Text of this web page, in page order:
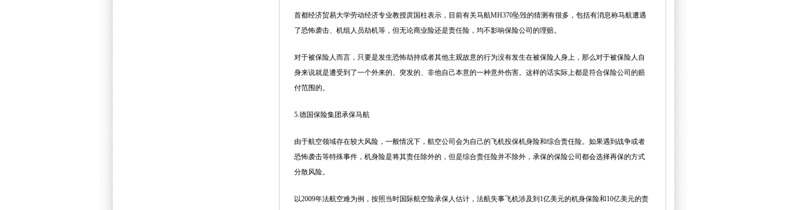
首都经济贸易大学劳动经济专业教授庹国柱表示，目前有关马航MH370坠毁的猜测有很多，包括有消息称马航遭遇
了恐怖袭击、机组人员劫机等，但无论商业险还是责任险，均不影响保险公司的理赔。
对于被保险人而言，只要是发生恐怖劫持或者其他主观故意的行为没有发生在被保险人身上，那么对于被保险人自
身来说就是遭受到了一个外来的、突发的、非他自己本意的一种意外伤害。这样的话实际上都是符合保险公司的赔
付范围的。
5.德国保险集团承保马航
由于航空领域存在较大风险，一般情况下，航空公司会为自己的飞机投保机身险和综合责任险。如果遇到战争或者
恐怖袭击等特殊事件，机身险是将其责任除外的，但是综合责任险并不除外，承保的保险公司都会选择再保的方式
分散风险。
以2009年法航空难为例，按照当时国际航空险承保人估计，法航失事飞机涉及到1亿美元的机身保险和10亿美元的责